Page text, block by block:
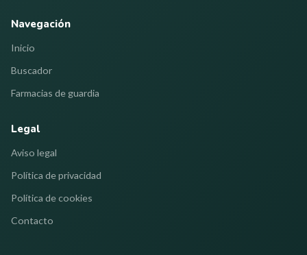
Navegación
Inicio
Buscador
Farmacias de guardia
Legal
Aviso legal
Política de privacidad
Política de cookies
Contacto